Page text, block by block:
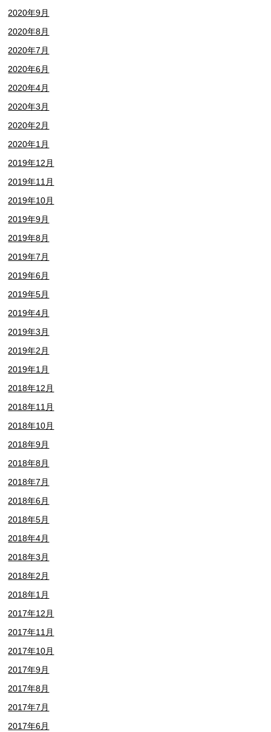
2020年9月
2020年8月
2020年7月
2020年6月
2020年4月
2020年3月
2020年2月
2020年1月
2019年12月
2019年11月
2019年10月
2019年9月
2019年8月
2019年7月
2019年6月
2019年5月
2019年4月
2019年3月
2019年2月
2019年1月
2018年12月
2018年11月
2018年10月
2018年9月
2018年8月
2018年7月
2018年6月
2018年5月
2018年4月
2018年3月
2018年2月
2018年1月
2017年12月
2017年11月
2017年10月
2017年9月
2017年8月
2017年7月
2017年6月